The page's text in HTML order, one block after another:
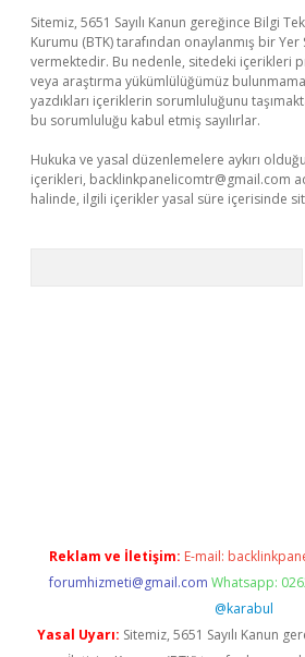
Sitemiz, 5651 Sayılı Kanun gereğince Bilgi
Kurumu (BTK) tarafından onaylanmış bir Yer
vermektedir. Bu nedenle, sitedeki içerikleri
veya araştırma yükümlülüğümüz
yazdıkları içeriklerin sorumluluğunu
bu sorumluluğu kabul etmiş sayılırlar.
Hukuka ve yasal düzenlemelere aykırı
içerikleri, backlinkpanelicomtr@gmail.com
halinde, ilgili içerikler yasal süre içerisinde
Reklam ve İletişim: E-mail:
forumhizmeti@gmail.com Whatsapp:
@karabul
Yasal Uyarı: Sitemiz, 5651 Sayılı Kanun